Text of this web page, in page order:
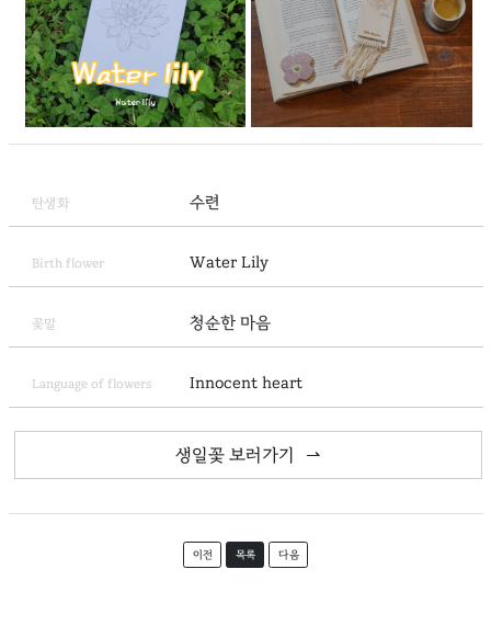
탄생화 수련
Birth flower Water Lily
꽃말 청순한 마음
Language of flowers Innocent heart
생일꽃 보러가기
이전 목록 다음